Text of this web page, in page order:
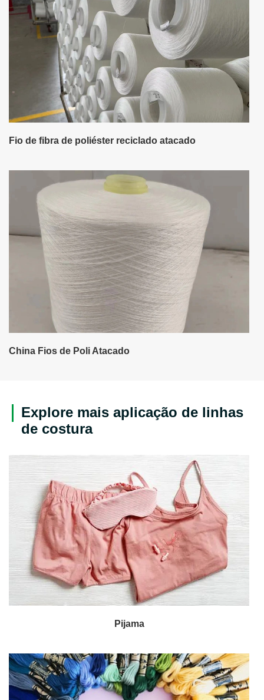
Fio de fibra de poliéster reciclado atacado
China Fios de Poli Atacado
Explore mais aplicação de linhas
de costura
Pijama